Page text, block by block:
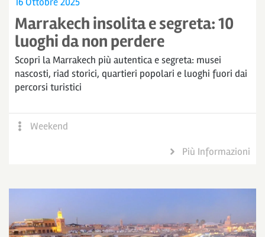
Marrakech insolita e segreta: 10
luoghi da non perdere
Scopri la Marrakech più autentica e segreta: musei
nascosti, riad storici, quartieri popolari e luoghi fuori dai
percorsi turistici
Weekend
Più Informazioni